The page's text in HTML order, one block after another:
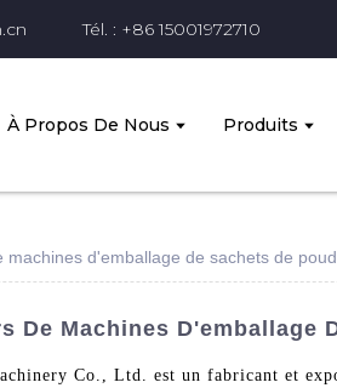
Tél. : +86 15001972710
À Propos De Nous Produits
machines d'emballage de sachets de
De Machines D'emballage
Co., Ltd. est un fabricant et